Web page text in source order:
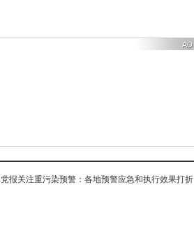
党报关注重污染预警：各地预警应急和执行效果打折